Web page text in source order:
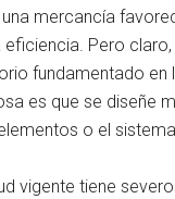
mercancía
Pero
fundamentado en
es que se diseñe
o el
vigente tiene